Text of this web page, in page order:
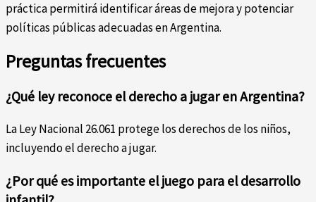
práctica permitirá identificar áreas de mejora y potenciar
políticas públicas adecuadas en Argentina.
Preguntas frecuentes
¿Qué ley reconoce el derecho a jugar en Argentina?
La Ley Nacional 26.061 protege los derechos de los niños,
incluyendo el derecho a jugar.
¿Por qué es importante el juego para el desarrollo